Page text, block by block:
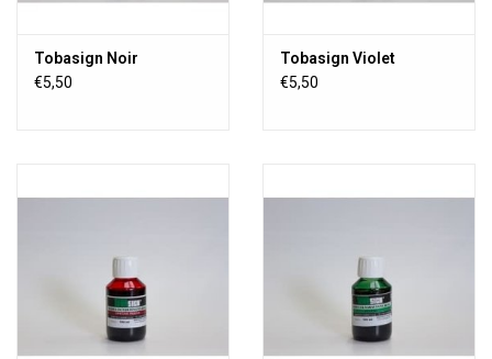
Tobasign Noir
€5,50
Tobasign Violet
€5,50